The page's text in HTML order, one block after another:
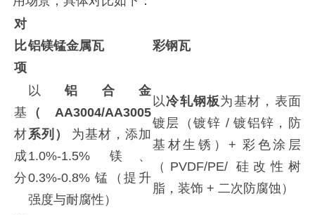
对
比
项
铝镁锰金属瓦 彩钢瓦
基
材
成
分
以铝合金
（AA3004/AA3005
系列）
为基材，添加
1.0%-1.5% 镁、
0.3%-0.8% 锰（提升
强度与耐腐性）
以冷轧钢板为基材，表面
镀层（镀锌 / 镀铝锌，防
基材生锈）+ 彩色涂层
（PVDF/PE/ 硅改性树
脂，装饰 + 二次防腐蚀）